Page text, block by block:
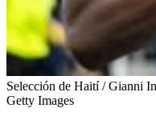
Selección de Haití / Gianni
Getty Images